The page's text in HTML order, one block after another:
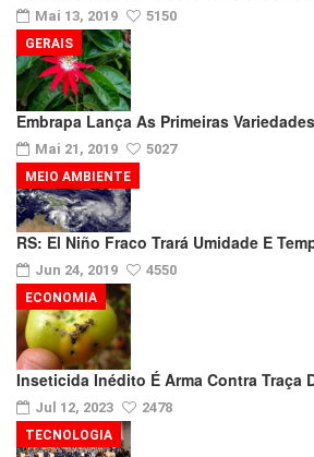
Mai 13, 2019 5150
Embrapa Lança As Primeiras
Mai 21, 2019 5027
GERAIS
RS: El Niño Fraco Trará Umidade E
Jun 24, 2019 4550
MEIO AMBIENTE
Inseticida Inédito É Arma Contra Traça
Jul 12, 2023 2478
ECONOMIA
TECNOLOGIA